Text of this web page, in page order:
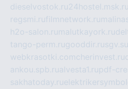
dieselvostok.ru24hostel.msk.ru
regsmi.rufilmnetwork.ru
h2o-salon.ru malutkayork.ru
tango-perm.rugooddir.rusgv.su
webkrasotki.comcherinvest.ru
ankou.spb.rualvesta1.rupdf-
sakhatoday.ru